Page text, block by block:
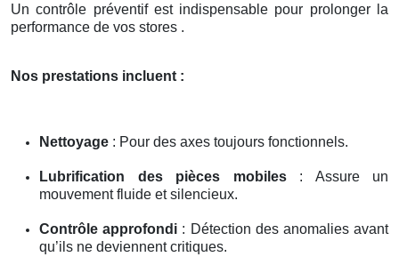
Un contrôle préventif est indispensable pour prolonger la
performance de vos stores .
Nos prestations incluent :
Nettoyage : Pour des axes toujours fonctionnels.
Lubrification des pièces mobiles: Assure un
mouvement fluide et silencieux.
Contrôle approfondi : Détection des anomalies avant
qu’ils ne deviennent critiques.